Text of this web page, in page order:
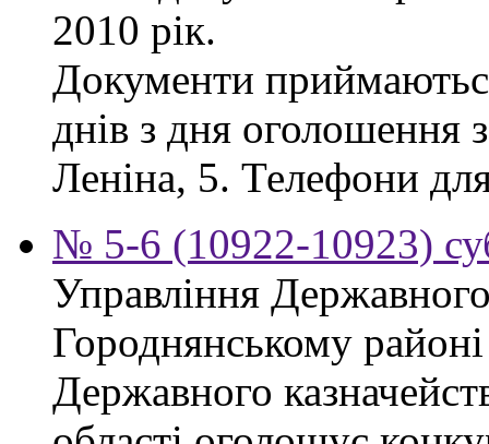
2010 рік.
Документи
днів з дня оголошення
Леніна, 5. Телефони
№ 5-6 (10922-10923)
Управління
Городнянському
Державного